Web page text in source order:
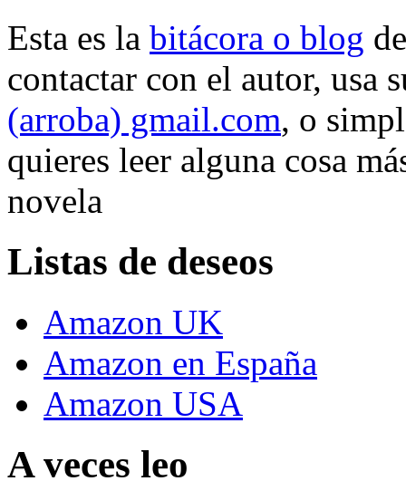
Esta es la bitácora o blog
contactar con el autor, usa
(arroba) gmail.com, o
quieres leer alguna cosa
novela
Listas de deseos
Amazon UK
Amazon en España
Amazon USA
A veces leo